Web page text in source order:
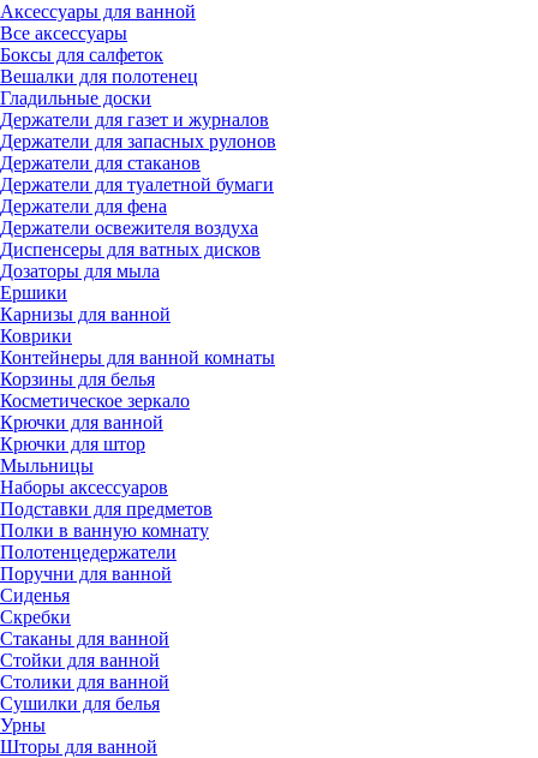
Аксессуары для ванной
Все аксессуары
Боксы для салфеток
Вешалки для полотенец
Гладильные доски
Держатели для газет и журналов
Держатели для запасных рулонов
Держатели для стаканов
Держатели для туалетной бумаги
Держатели для фена
Держатели освежителя воздуха
Диспенсеры для ватных дисков
Дозаторы для мыла
Ершики
Карнизы для ванной
Коврики
Контейнеры для ванной комнаты
Корзины для белья
Косметическое зеркало
Крючки для ванной
Крючки для штор
Мыльницы
Наборы аксессуаров
Подставки для предметов
Полки в ванную комнату
Полотенцедержатели
Поручни для ванной
Сиденья
Скребки
Стаканы для ванной
Стойки для ванной
Столики для ванной
Сушилки для белья
Урны
Шторы для ванной